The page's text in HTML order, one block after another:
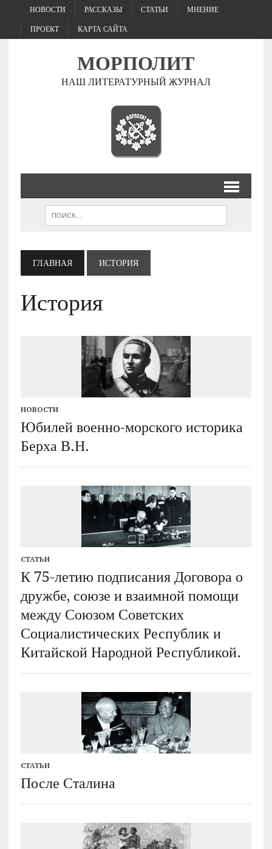
НОВОСТИ РАССКАЗЫ СТАТЬИ МНЕНИЕ
ПРОЕКТ КАРТА САЙТА
МОРПОЛИТ
НАШ ЛИТЕРАТУРНЫЙ ЖУРНАЛ
ГЛАВНАЯ ИСТОРИЯ
История
НОВОСТИ
Юбилей военно-морского историка
Берха В.Н.
СТАТЬИ
К 75-летию подписания Договора о
дружбе, союзе и взаимной помощи
между Союзом Советских
Социалистических Республик и
Китайской Народной Республикой.
СТАТЬИ
После Сталина